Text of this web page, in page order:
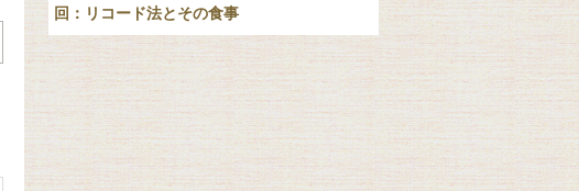
回：リコード法とその食事